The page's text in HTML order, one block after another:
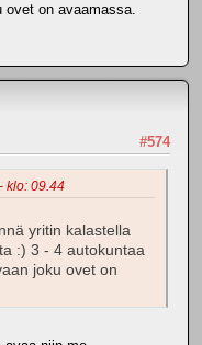
on avaamassa.
#574
klo: 09.44
yritin kalastella
:) 3 - 4 autokuntaa
joku ovet on